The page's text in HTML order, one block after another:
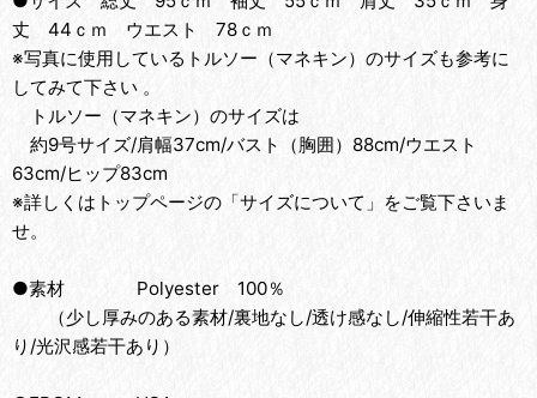
丈 44ｃｍ ウエスト 78ｃｍ
※写真に使用しているトルソー（マネキン）のサイズも参考に
してみて下さい 。
トルソー（マネキン）のサイズは
約9号サイズ/肩幅37cm/バスト（胸囲）88cm/ウエスト
63cm/ヒップ83cm
※詳しくはトップページの「サイズについて」をご覧下さいま
せ。
●素材 Polyester 100％
（少し厚みのある素材/裏地なし/透け感なし/伸縮性若干あ
り/光沢感若干あり）